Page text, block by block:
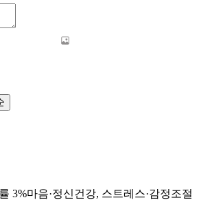
3%마음·정신건강, 스트레스·감정조절